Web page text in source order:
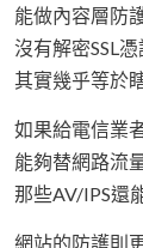
能做內容層防
沒有解密SSL
其實幾乎等於
如果給電信業
能夠替網路流
那些AV/IPS還
網站的防護則